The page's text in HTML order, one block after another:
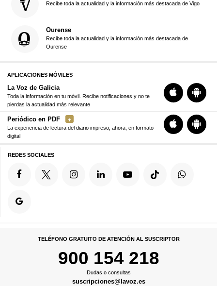
Recibe toda la actualidad y la información más destacada de Vigo
Ourense
Recibe toda la actualidad y la información más destacada de
Ourense
APLICACIONES MÓVILES
La Voz de Galicia
Toda la información en tu móvil. Recibe notificaciones y no te
pierdas la actualidad más relevante
Periódico en PDF
La experiencia de lectura del diario impreso, ahora, en formato
digital
REDES SOCIALES
TELÉFONO GRATUITO DE ATENCIÓN AL SUSCRIPTOR
900 154 218
Dudas o consultas
suscripciones@lavoz.es